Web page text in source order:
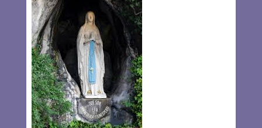
dăunătorilor, astfel că la plantele modificate nu se mai
folosesc insecticide.
Read more…
MAY 26, 2016